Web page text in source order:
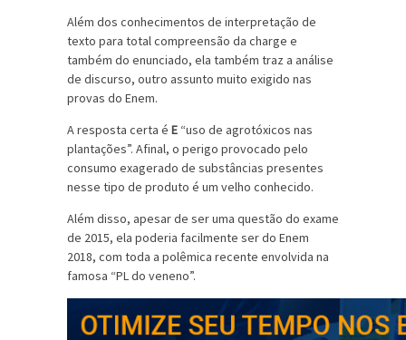
Além dos conhecimentos de interpretação de
texto para total compreensão da charge e
também do enunciado, ela também traz a análise
de discurso, outro assunto muito exigido nas
provas do Enem.
A resposta certa é E “uso de agrotóxicos nas
plantações”. Afinal, o perigo provocado pelo
consumo exagerado de substâncias presentes
nesse tipo de produto é um velho conhecido.
Além disso, apesar de ser uma questão do exame
de 2015, ela poderia facilmente ser do Enem
2018, com toda a polêmica recente envolvida na
famosa “PL do veneno”.